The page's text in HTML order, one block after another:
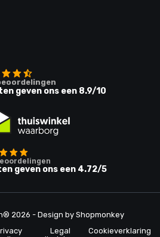
geven ons een 8.9/10
geven ons een 4.72/5
2026 - Design by Shopmonkey
Legal
Cookieverklaring